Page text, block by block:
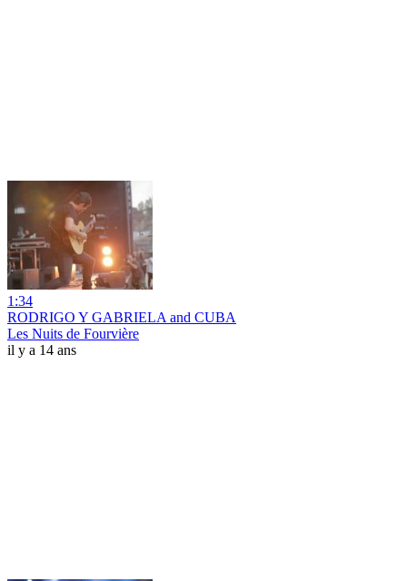
1:34
RODRIGO Y GABRIELA and CUBA
Les Nuits de Fourvière
il y a 14 ans